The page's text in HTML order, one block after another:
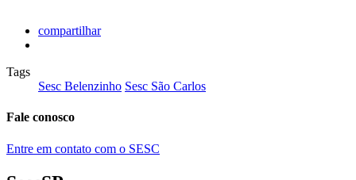
compartilhar
Tags
Sesc Belenzinho Sesc São Carlos
Fale conosco
Entre em contato com o SESC